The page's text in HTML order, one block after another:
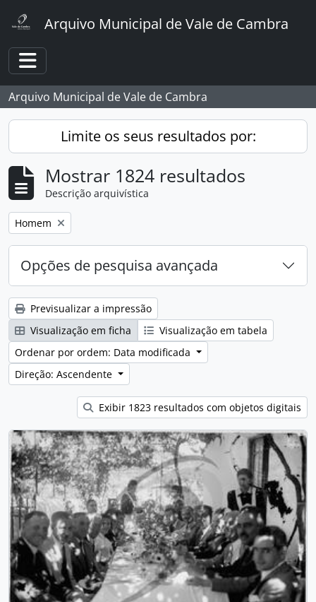
Arquivo Municipal de Vale de Cambra
Toggle navigation
Arquivo Municipal de Vale de Cambra
Limite os seus resultados por:
Mostrar 1824 resultados
Descrição arquivística
Remover filtro:
Homem
Opções de pesquisa avançada
Previsualizar a impressão
Visualização em ficha
Visualização em tabela
Ordenar por ordem: Data modificada
Direção: Ascendente
Exibir 1823 resultados com objetos digitais